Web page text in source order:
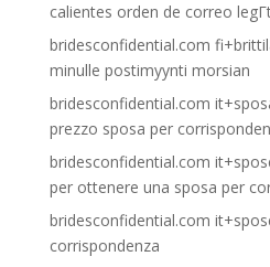
calientes orden de correo
bridesconfidential.com
minulle postimyynti morsian
bridesconfidential.com
prezzo sposa per
bridesconfidential.com
per ottenere una sposa per
bridesconfidential.com
corrispondenza